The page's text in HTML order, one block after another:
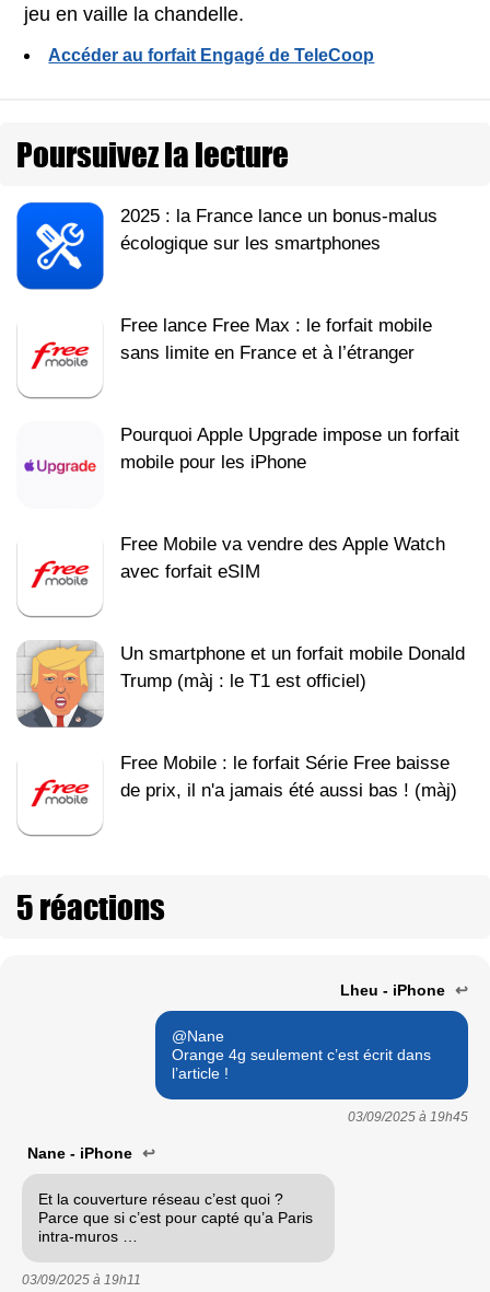
jeu en vaille la chandelle.
Accéder au forfait Engagé de TeleCoop
Poursuivez la lecture
2025 : la France lance un bonus-malus
écologique sur les smartphones
Free lance Free Max : le forfait mobile
sans limite en France et à l’étranger
Pourquoi Apple Upgrade impose un forfait
mobile pour les iPhone
Free Mobile va vendre des Apple Watch
avec forfait eSIM
Un smartphone et un forfait mobile Donald
Trump (màj : le T1 est officiel)
Free Mobile : le forfait Série Free baisse
de prix, il n'a jamais été aussi bas ! (màj)
5 réactions
Lheu - iPhone ↩
@Nane
Orange 4g seulement c’est écrit dans
l’article !
03/09/2025 à 19h45
Nane - iPhone ↩
Et la couverture réseau c’est quoi ?
Parce que si c’est pour capté qu’a Paris
intra-muros …
03/09/2025 à 19h11